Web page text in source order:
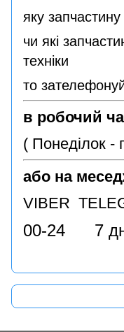
яку запчастину
чи які
техніки
то
в робочий
( Понеділок -
або на
VIBER
00-24 7